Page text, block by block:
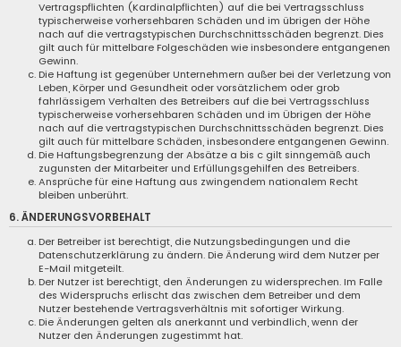
Vertragspflichten (Kardinalpflichten) auf die bei Vertragsschluss
typischerweise vorhersehbaren Schäden und im übrigen der Höhe
nach auf die vertragstypischen Durchschnittsschäden begrenzt. Dies
gilt auch für mittelbare Folgeschäden wie insbesondere entgangenen
Gewinn.
Die Haftung ist gegenüber Unternehmern außer bei der Verletzung von
Leben, Körper und Gesundheit oder vorsätzlichem oder grob
fahrlässigem Verhalten des Betreibers auf die bei Vertragsschluss
typischerweise vorhersehbaren Schäden und im Übrigen der Höhe
nach auf die vertragstypischen Durchschnittsschäden begrenzt. Dies
gilt auch für mittelbare Schäden, insbesondere entgangenen Gewinn.
Die Haftungsbegrenzung der Absätze a bis c gilt sinngemäß auch
zugunsten der Mitarbeiter und Erfüllungsgehilfen des Betreibers.
Ansprüche für eine Haftung aus zwingendem nationalem Recht
bleiben unberührt.
6. ÄNDERUNGSVORBEHALT
Der Betreiber ist berechtigt, die Nutzungsbedingungen und die
Datenschutzerklärung zu ändern. Die Änderung wird dem Nutzer per
E-Mail mitgeteilt.
Der Nutzer ist berechtigt, den Änderungen zu widersprechen. Im Falle
des Widerspruchs erlischt das zwischen dem Betreiber und dem
Nutzer bestehende Vertragsverhältnis mit sofortiger Wirkung.
Die Änderungen gelten als anerkannt und verbindlich, wenn der
Nutzer den Änderungen zugestimmt hat.